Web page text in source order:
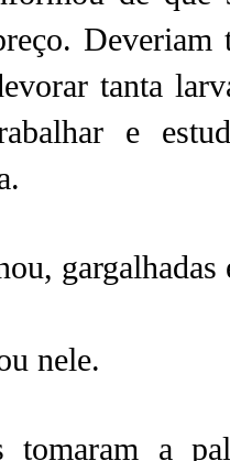
Deveriam
tanta
e
nele.
tomaram a